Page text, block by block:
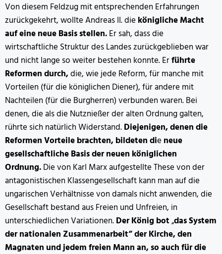
Von diesem Feldzug mit entsprechenden Erfahrungen
zurückgekehrt, wollte Andreas II. die königliche Macht
auf eine neue Basis stellen.Er sah, dass die
wirtschaftliche Struktur des Landes zurückgeblieben war
und nicht lange so weiter bestehen konnte. Erführte
Reformen durch,die, wie jede Reform, für manche mit
Vorteilen (für die königlichen Diener), für andere mit
Nachteilen (für die Burgherren) verbunden waren. Bei
denen, die als die Nutznießer der alten Ordnung galten,
rührte sich natürlich Widerstand.Diejenigen, denen die
Reformen Vorteile brachten, bildeten die neue
gesellschaftliche Basis der neuen königlichen
Ordnung.Die von Karl Marx aufgestellte These von der
antagonistischen Klassengesellschaft kann man auf die
ungarischen Verhältnisse von damals nicht anwenden, die
Gesellschaft bestand aus Freien und Unfreien, in
unterschiedlichen Variationen.Der König bot„das System
der nationalen Zusammenarbeit“ der Kirche, den
Magnaten und jedem freien Mann an, so auch für die